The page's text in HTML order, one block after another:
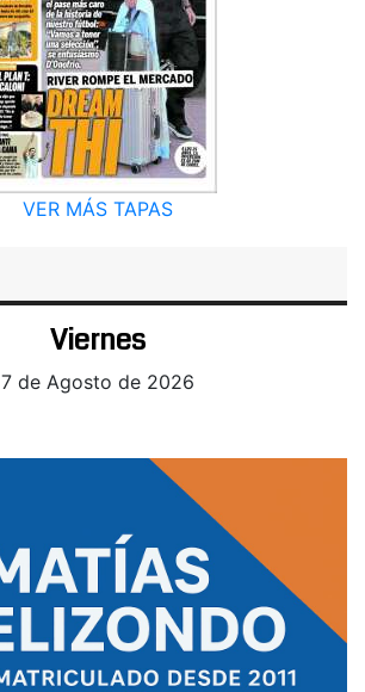
VER MÁS TAPAS
Viernes
7 de Agosto de 2026